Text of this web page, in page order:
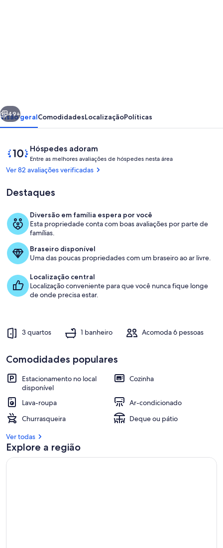
the
Gem
Área da propriedade
Próximo
49+
Visão geralComodidadesLocalizaçãoPolíticas
AvaliaçõesHóspedes adoram
10
de
10,
adoram
Entre as melhores avaliações de hóspedes nesta área
s
l
r
v
a
s
d
Ver 82 avaliações verificadas
Destaques
Diversão em família espera por você
Esta propriedade conta com boas avaliações por parte de
famílias.
Braseiro disponível
Uma das poucas propriedades com um braseiro ao ar livre.
Localização central
Localização conveniente para que você nunca fique longe
de onde precisa estar.
3 quartos 1 banheiro Acomoda 6 pessoas
Comodidades populares
Estacionamento no local
disponível
Cozinha
Lava-roupa
Ar-condicionado
Churrasqueira
Deque ou pátio
Ver todas
Explore a região